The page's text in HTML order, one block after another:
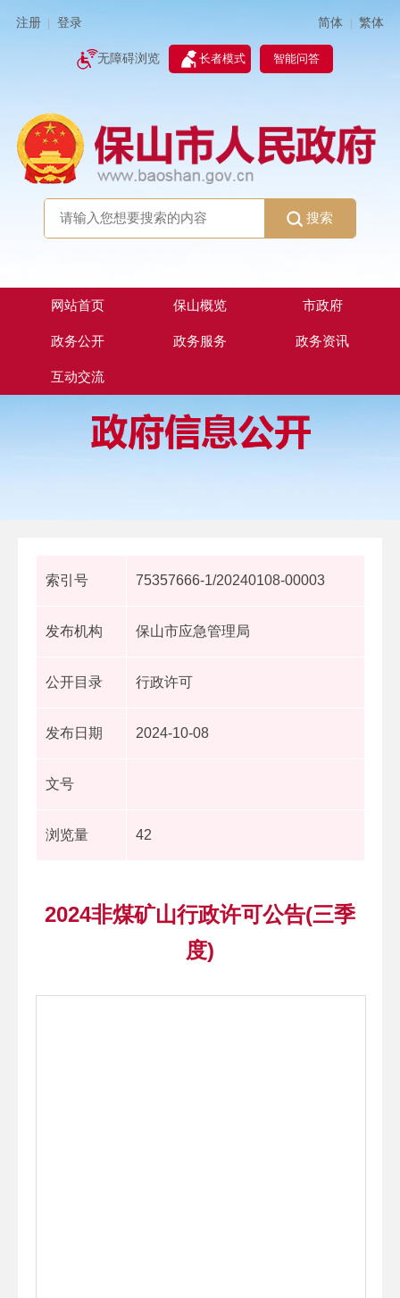
注册 登录 简体 | 繁体
无障碍浏览 长者模式 智能问答
搜索
网站首页 保山概览 市政府
政务公开 政务服务 政务资讯
互动交流
索引号 75357666-1/20240108-00003
发布机构 保山市应急管理局
公开目录 行政许可
发布日期 2024-10-08
文号
浏览量 42
2024非煤矿山行政许可公告(三季
度)